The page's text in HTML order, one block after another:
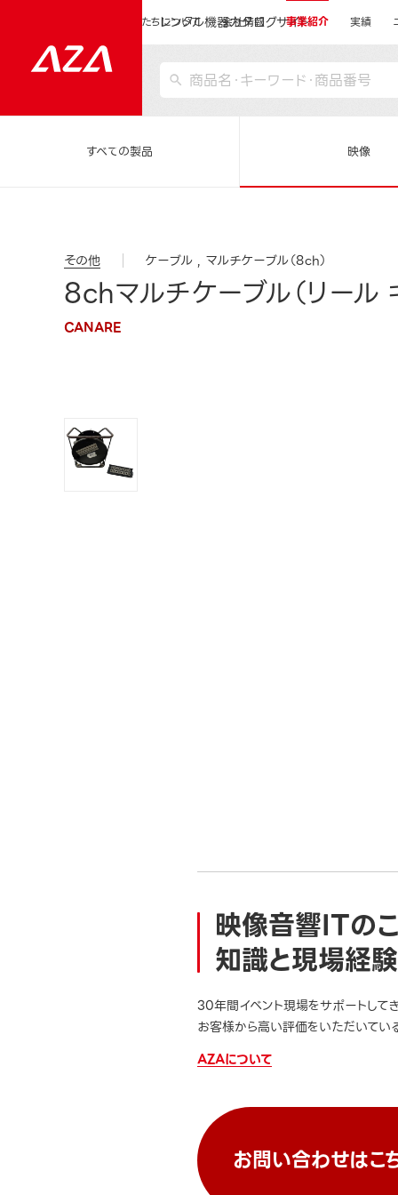
レンタル機器カタログサイト
私たちについて 会社情報 事業紹介 実績
すべての製品 映像
その他 ケーブル マルチケーブル（8ch）
8chマルチケーブル（リール
CANARE
映像音響ITの
知識と現場経
30年間イベント現場をサポートして
お客様から高い評価をいただいてい
AZAについて
お問い合わせはこ